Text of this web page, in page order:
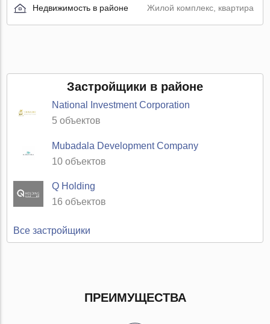
Недвижимость в районе
Жилой комплекс, квартира
Застройщики в районе
National Investment Corporation
5 объектов
Mubadala Development Company
10 объектов
Q Holding
16 объектов
Все застройщики
ПРЕИМУЩЕСТВА